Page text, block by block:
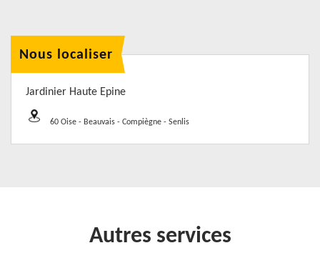
Nous localiser
Jardinier Haute Epine
60 Oise - Beauvais - Compiègne - Senlis
Autres services